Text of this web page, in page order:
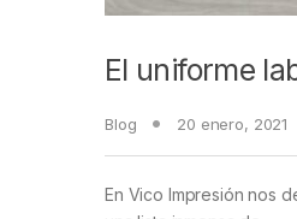
El uniforme
Blog 20 enero, 2021
En Vico Impresión nos